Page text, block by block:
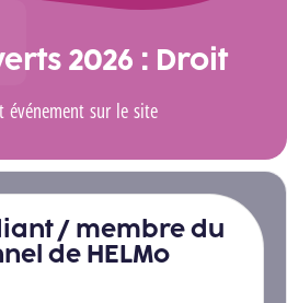
2026 : Droit
événement sur le site
/ membre du
de HELMo